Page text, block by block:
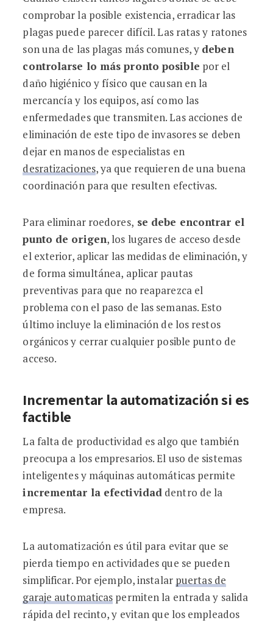
comprobar la posible existencia, erradicar las
plagas puede parecer difícil. Las ratas y ratones
son una de las plagas más comunes, y deben
controlarse lo más pronto posible por el
daño higiénico y físico que causan en la
mercancía y los equipos, así como las
enfermedades que transmiten. Las acciones de
eliminación de este tipo de invasores se deben
dejar en manos de especialistas en
desratizaciones, ya que requieren de una buena
coordinación para que resulten efectivas.
Para eliminar roedores, se debe encontrar el
punto de origen, los lugares de acceso desde
el exterior, aplicar las medidas de eliminación, y
de forma simultánea, aplicar pautas
preventivas para que no reaparezca el
problema con el paso de las semanas. Esto
último incluye la eliminación de los restos
orgánicos y cerrar cualquier posible punto de
acceso.
Incrementar la automatización si es
factible
La falta de productividad es algo que también
preocupa a los empresarios. El uso de sistemas
inteligentes y máquinas automáticas permite
incrementar la efectividad dentro de la
empresa.
La automatización es útil para evitar que se
pierda tiempo en actividades que se pueden
simplificar. Por ejemplo, instalar puertas de
garaje automaticas permiten la entrada y salida
rápida del recinto, y evitan que los empleados